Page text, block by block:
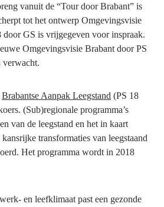
vanuit de “Tour door Brabant” is
tot het ontwerp Omgevingsvisie
GS is vrijgegeven voor inspraak.
Omgevingsvisie Brabant door PS
verwacht.
Brabantse Aanpak Leegstand (PS 18
(Sub)regionale programma’s
van de leegstand en het in kaart
transformaties van leegstaand
Het programma wordt in 2018
en leefklimaat past een gezonde